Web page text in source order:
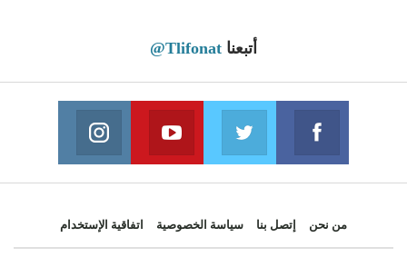
أتبعنا @Tlifonat
Facebook
Join us on Facebook
Twitter
Join us on Twitter
Youtube
Join us on Youtube
من نحن إتصل بنا سياسة الخصوصية اتفاقية الإستخدام